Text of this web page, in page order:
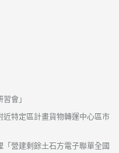
會」
特定區計畫貨物轉運中心區市
營建剩餘土石方電子聯單全國